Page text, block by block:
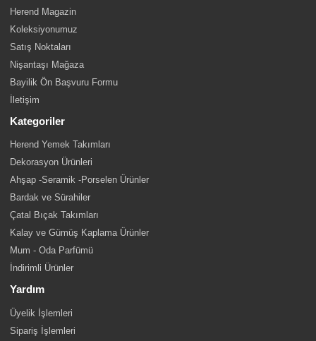
Herend Magazin
Koleksiyonumuz
Satış Noktaları
Nişantaşı Mağaza
Bayilik Ön Başvuru Formu
İletişim
Kategoriler
Herend Yemek Takımları
Dekorasyon Ürünleri
Ahşap -Seramik -Porselen Ürünler
Bardak ve Sürahiler
Çatal Bıçak Takımları
Kalay ve Gümüş Kaplama Ürünler
Mum - Oda Parfümü
İndirimli Ürünler
Yardım
Üyelik İşlemleri
Sipariş İşlemleri